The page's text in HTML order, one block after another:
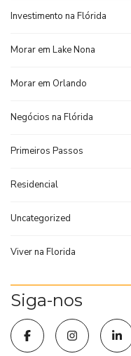
Investimento na Flórida
Morar em Lake Nona
Morar em Orlando
Negócios na Flórida
Primeiros Passos
Residencial
Uncategorized
Viver na Florida
Siga-nos